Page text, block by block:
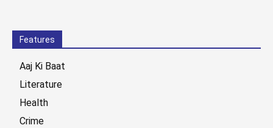
Features
Aaj Ki Baat
Literature
Health
Crime